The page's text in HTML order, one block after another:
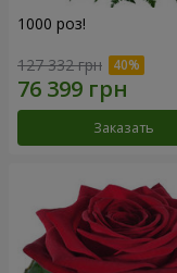
1000 роз!
127 332 грн
Заказать